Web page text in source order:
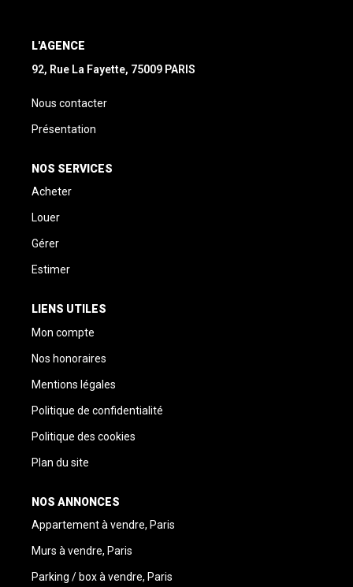
L'AGENCE
92, Rue La Fayette, 75009 PARIS
Nous contacter
Présentation
NOS SERVICES
Acheter
Louer
Gérer
Estimer
LIENS UTILES
Mon compte
Nos honoraires
Mentions légales
Politique de confidentialité
Politique des cookies
Plan du site
NOS ANNONCES
Appartement à vendre, Paris
Murs à vendre, Paris
Parking / box à vendre, Paris